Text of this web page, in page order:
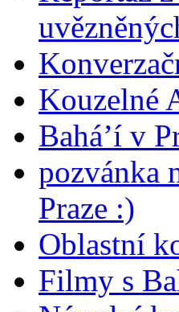
Kouzelné
Bahá’í v
pozvánka
Praze :)
Oblastní
Filmy s